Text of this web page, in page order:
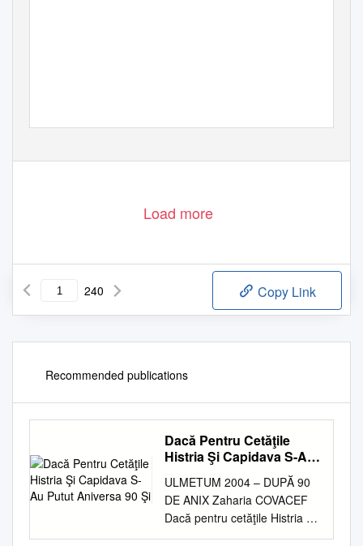
Load more
240 Copy Link
Recommended publications
Dacă Pentru Cetăţile
Histria Şi Capidava S-Au
Putut Aniversa 90 Şi
ULMETUM 2004 – DUPĂ 90
DE ANIX Zaharia COVACEF
Dacă pentru cetăţile Histria şi
Capidava s-au putut aniversa